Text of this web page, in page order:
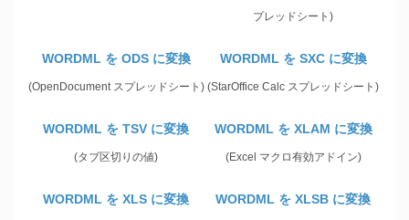
プレッドシート)
WORDML を ODS に変換
(OpenDocument スプレッドシート)
WORDML を SXC に変換
(StarOffice Calc スプレッドシート)
WORDML を TSV に変換
(タブ区切りの値)
WORDML を XLAM に変換
(Excel マクロ有効アドイン)
WORDML を XLS に変換 WORDML を XLSB に変換